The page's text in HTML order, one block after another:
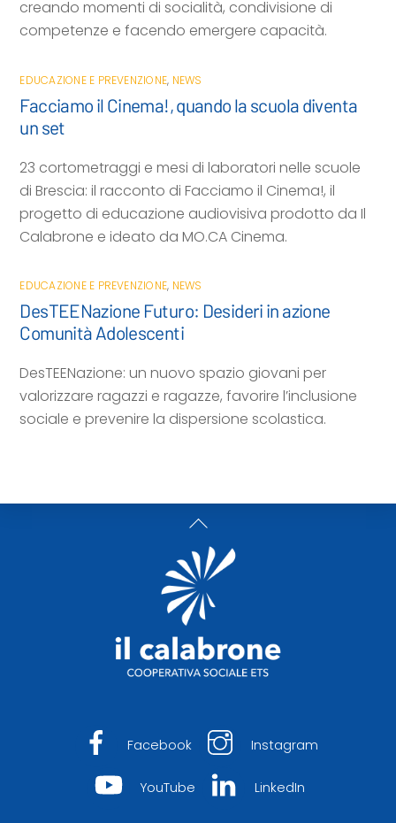
creando momenti di socialità, condivisione di
competenze e facendo emergere capacità.
EDUCAZIONE E PREVENZIONE, NEWS
Facciamo il Cinema!, quando la scuola diventa
un set
23 cortometraggi e mesi di laboratori nelle scuole
di Brescia: il racconto di Facciamo il Cinema!, il
progetto di educazione audiovisiva prodotto da Il
Calabrone e ideato da MO.CA Cinema.
EDUCAZIONE E PREVENZIONE, NEWS
DesTEENazione Futuro: Desideri in azione
Comunità Adolescenti
DesTEENazione: un nuovo spazio giovani per
valorizzare ragazzi e ragazze, favorire l’inclusione
sociale e prevenire la dispersione scolastica.
Back
To
Top
Facebook Instagram
YouTube LinkedIn